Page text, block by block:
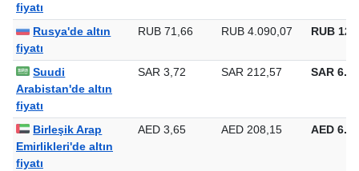
fiyatı
Rusya'de altın
fiyatı
RUB 71,66 RUB 4.090,07 RUB
Suudi
Arabistan'de altın
fiyatı
SAR 3,72 SAR 212,57 SAR
Birleşik Arap
Emirlikleri'de altın
fiyatı
AED 3,65 AED 208,15 AED